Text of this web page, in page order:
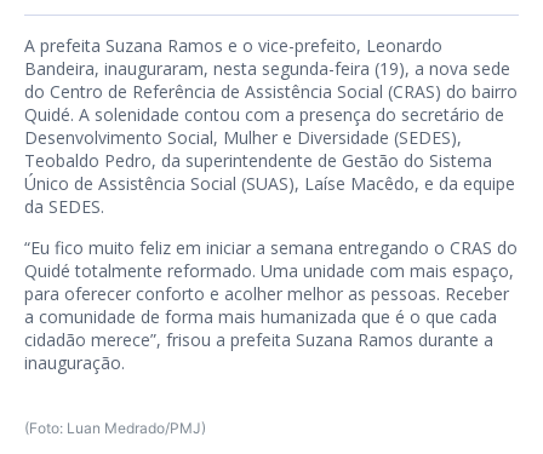
A prefeita Suzana Ramos e o vice-prefeito, Leonardo
Bandeira, inauguraram, nesta segunda-feira (19), a nova sede
do Centro de Referência de Assistência Social (CRAS) do bairro
Quidé. A solenidade contou com a presença do secretário de
Desenvolvimento Social, Mulher e Diversidade (SEDES),
Teobaldo Pedro, da superintendente de Gestão do Sistema
Único de Assistência Social (SUAS), Laíse Macêdo, e da equipe
da SEDES.
“Eu fico muito feliz em iniciar a semana entregando o CRAS do
Quidé totalmente reformado. Uma unidade com mais espaço,
para oferecer conforto e acolher melhor as pessoas. Receber
a comunidade de forma mais humanizada que é o que cada
cidadão merece”, frisou a prefeita Suzana Ramos durante a
inauguração.
(Foto: Luan Medrado/PMJ)